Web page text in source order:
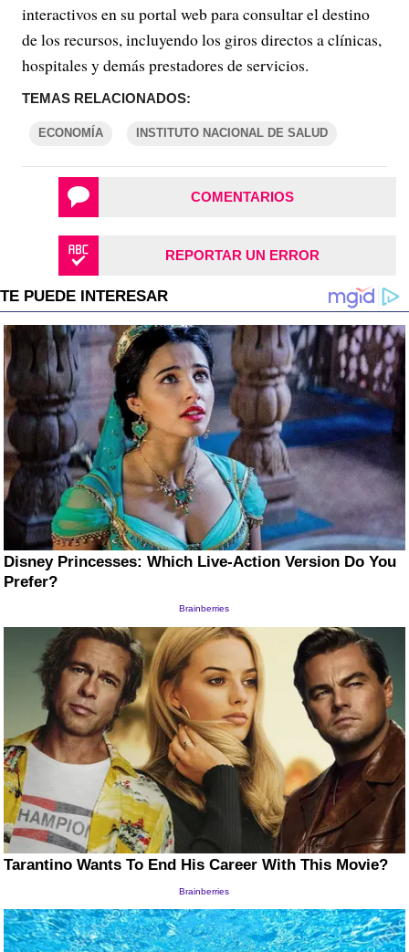
interactivos en su portal web para consultar el destino
de los recursos, incluyendo los giros directos a clínicas,
hospitales y demás prestadores de servicios.
TEMAS RELACIONADOS:
ECONOMÍA INSTITUTO NACIONAL DE SALUD
COMENTARIOS
REPORTAR UN ERROR